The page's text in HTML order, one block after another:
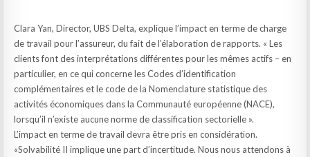
Clara Yan, Director, UBS Delta, explique l’impact en terme de charge
de travail pour l’assureur, du fait de l’élaboration de rapports. « Les
clients font des interprétations différentes pour les mêmes actifs – en
particulier, en ce qui concerne les Codes d’identification
complémentaires et le code de la Nomenclature statistique des
activités économiques dans la Communauté européenne (NACE),
lorsqu’il n’existe aucune norme de classification sectorielle ».
L’impact en terme de travail devra être pris en considération.
«Solvabilité II implique une part d’incertitude. Nous nous attendons à